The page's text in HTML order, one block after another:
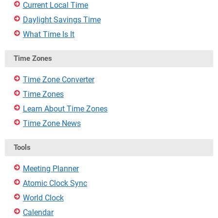
Current Local Time
Daylight Savings Time
What Time Is It
Time Zones
Time Zone Converter
Time Zones
Learn About Time Zones
Time Zone News
Tools
Meeting Planner
Atomic Clock Sync
World Clock
Calendar